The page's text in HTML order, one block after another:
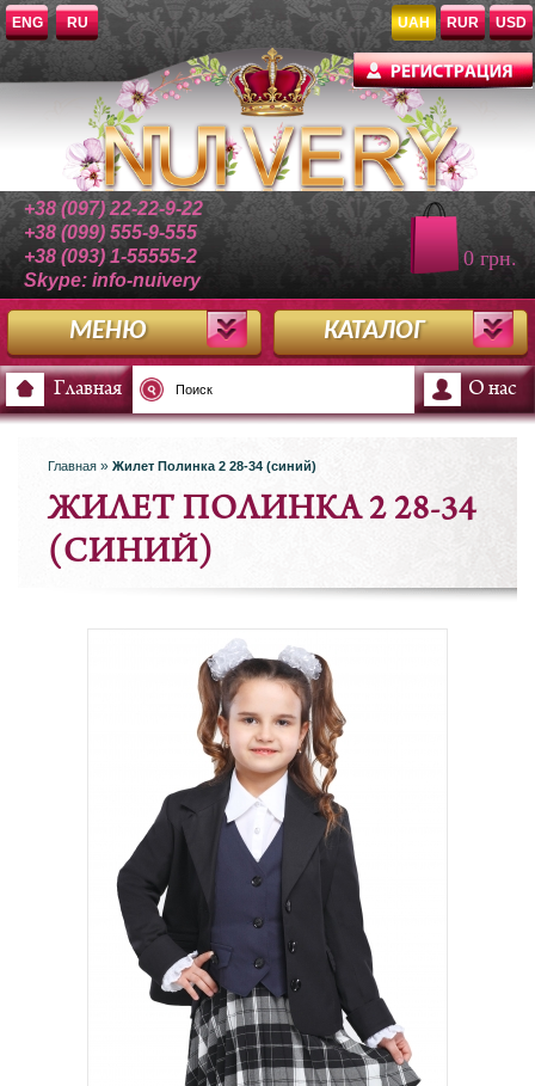
+38 (097) 22-22-9-22
+38 (099) 555-9-555
+38 (093) 1-55555-2
Skype: info-nuivery
ENG RU
0 грн.
UAH RUR USD
КАТАЛОГ
МЕНЮ
Главная О нас
Главная » Жилет Полинка 2 28-34 (синий)
ЖИЛЕТ ПОЛИНКА 2 28-34
(СИНИЙ)